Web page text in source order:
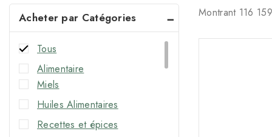
Montrant 116 159
Acheter par Catégories
Tous
Alimentaire
Miels
Huiles Alimentaires
Recettes et épices